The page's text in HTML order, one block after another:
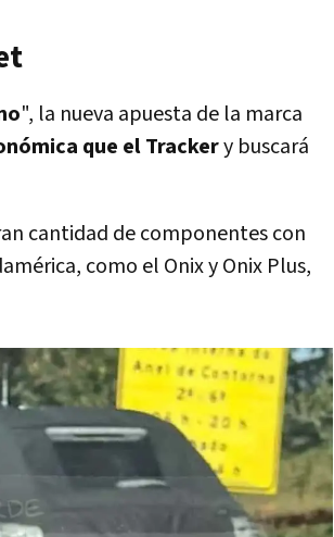
", la nueva apuesta de la marca
que el Trackery buscará
cantidad de componentes con
como el Onix y Onix Plus,